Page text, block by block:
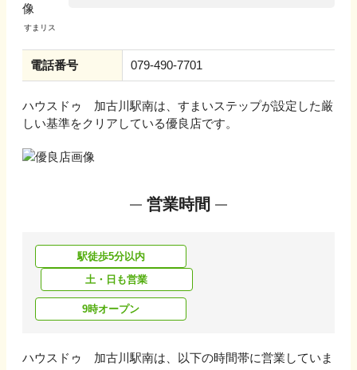
電話番号 079-490-7701
ハウスドゥ 加古川駅南は、すまいステップが設定した厳
しい基準をクリアしている優良店です。
営業時間
駅徒歩5分以内
土・日も営業
9時オープン
ハウスドゥ 加古川駅南は、以下の時間帯に営業していま